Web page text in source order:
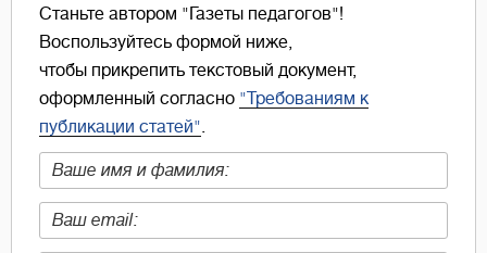
Станьте автором "Газеты педагогов"!
Воспользуйтесь формой ниже,
чтобы прикрепить текстовый документ,
оформленный согласно "Требованиям к
публикации статей"